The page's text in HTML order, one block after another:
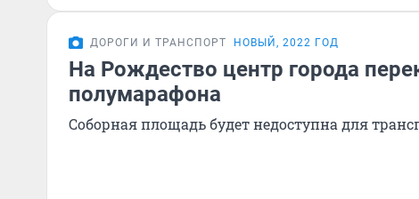
ДОРОГИ И ТРАНСПОРТ НОВЫЙ, 2022 ГОД
На Рождество центр города
полумарафона
Соборная площадь будет недоступна для